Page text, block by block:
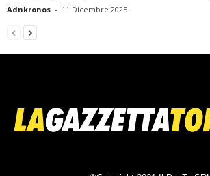
Adnkronos - 11 Dicembre 2025